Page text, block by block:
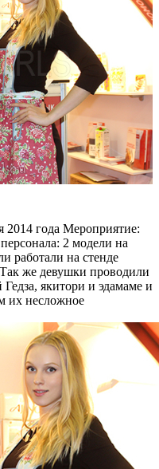
2014 года Мероприятие:
2 модели на
работали на стенде
же девушки проводили
якитори и эдамаме и
их несложное